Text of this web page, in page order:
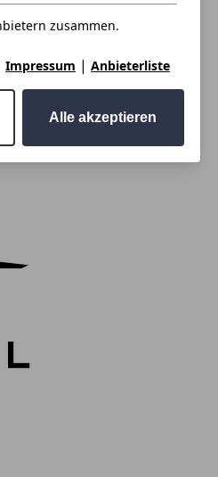
zusammen.
Impressum | Anbieterliste
Alle akzeptieren